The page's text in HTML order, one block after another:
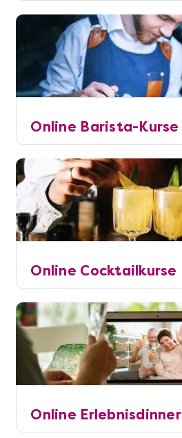
Online Barista-Kurse
Online Cocktailkurse
Online Erlebnisdinner